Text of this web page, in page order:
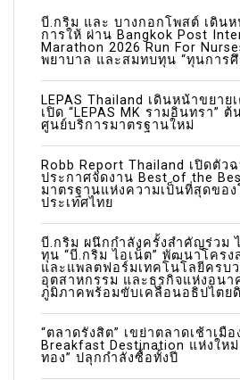
บี.กริม และ บางกอกโพสต์ เดิน
การให้ ผ่าน Bangkok Post
Marathon 2026 Run For
พยาบาล และสมทบทุน “ทุนการศึ
LEPAS Thailand เดินหน้าขยาย
เปิด “LEPAS MK รามอินทรา”
ศูนย์บริการมาตรฐานใหม่
Robb Report Thailand เปิดตัว
ประกาศจัดงาน Best of the
มาตรฐานแห่งความเป็นที่สุดขอ
ประเทศไทย
บี.กริม ผนึกกำลังครั้งสำคัญร่วม
ทุน “บี.กริม ไอเน็ต” พัฒนาโครง
และแพลตฟอร์มเทคโนโลยีครบ
อุตสาหกรรม และธุรกิจแห่งอนา
ภูมิภาคพร้อมขับเคลื่อนอธิปไตย
“ตลาดรังสิต” เขย่าตลาดเช้าเมื
Breakfast Destination แห่งให
ทอง” ปลุกกำลังซื้อทั้งปี